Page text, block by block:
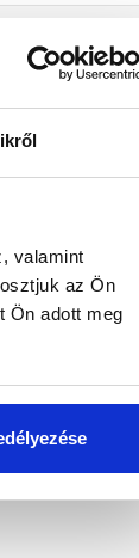
valamint
az Ön
Ön adott meg
védett,